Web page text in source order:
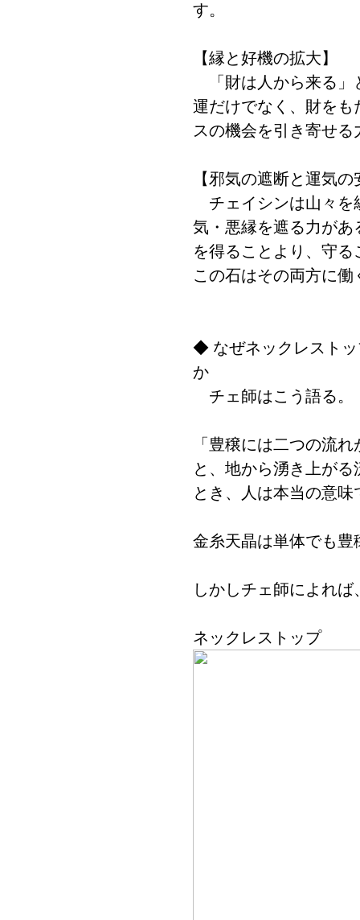
す。
【縁と好機の拡大】
「財は人から来る」
運だけでなく、財を
スの機会を引き寄せ
【邪気の遮断と運気の
チェイシンは山々を
気・悪縁を遮る力が
を得ることより、守
この石はその両方に働
◆ なぜネックレスト
か
チェ師はこう語る。
「豊穣には二つの流
と、地から湧き上が
とき、人は本当の意
金糸天晶は単体でも
しかしチェ師によれば
ネックレストップ